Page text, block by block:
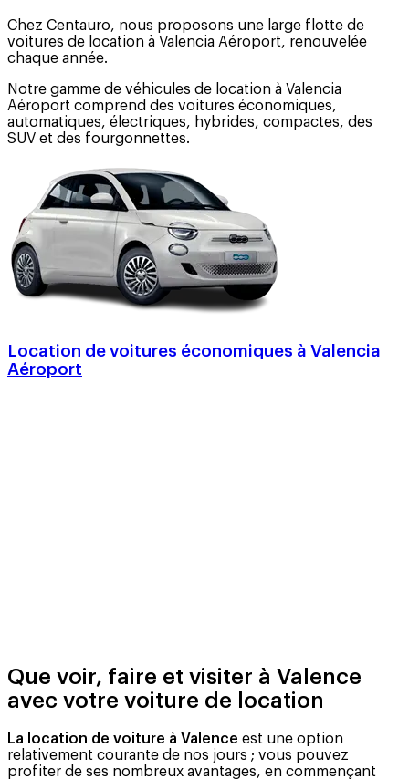
Chez Centauro, nous proposons une large flotte de
voitures de location à Valencia Aéroport, renouvelée
chaque année.
Notre gamme de véhicules de location à Valencia
Aéroport comprend des voitures économiques,
automatiques, électriques, hybrides, compactes, des
SUV et des fourgonnettes.
Location de voitures économiques à Valencia
Aéroport
Que voir, faire et visiter à Valence
avec votre voiture de location
La location de voiture à Valence est une option
relativement courante de nos jours ; vous pouvez
profiter de ses nombreux avantages, en commençant